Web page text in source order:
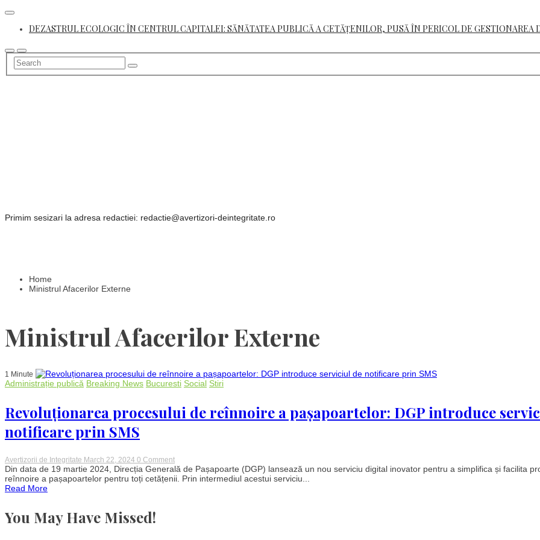
Skip
contentDEZASTRUL ECOLOGIC ÎN CENTRUL CAPITALEI: SĂNĂTATEA PUBLICĂ A CETĂȚENILOR, PUSĂ ÎN PERICOL DE GESTIONAREA
Primim sesizari la adresa redactiei: redactie@avertizori-deintegritate.ro
Home
Ministrul Afacerilor Externe
Ministrul Afacerilor Externe
1 Minute
Administrație publică Breaking News Bucuresti Social Stiri
Revoluționarea procesului de reînnoire a pașapoartelor: DGP introduce
notificare prin SMS
Avertizorii de Integritate March 22, 2024 0 Commenton
Revoluționarea
procesului
Din data de 19 martie 2024, Direcția Generală de Pașapoarte (DGP) lansează un nou serviciu digital inovator pentru a simplifica și facilita
reînnoire a pașapoartelor pentru toți cetățenii. Prin intermediul acestui serviciu...
Read More
You May Have Missed!